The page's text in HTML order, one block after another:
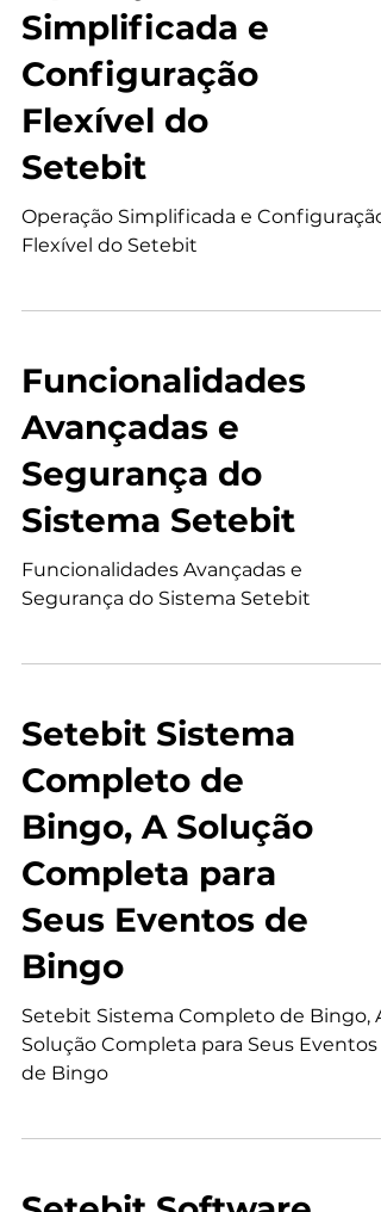
Operação
Simplificada e
Configuração
Flexível do
Setebit
Funcionalidades
Avançadas e
Segurança do
Sistema Setebit
Setebit Sistema
Completo de
Bingo, A Solução
Completa para
Seus Eventos de
Bingo